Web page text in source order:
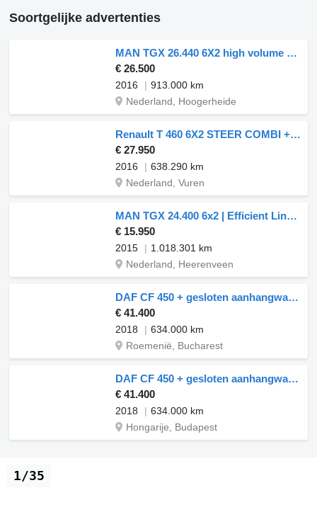
Soortgelijke advertenties
MAN TGX 26.440 6X2 high volume + Fruehauf closed box trailer + gesloten aanhangwagen
€ 26.500
2016
913.000 km
Nederland, Hoogerheide
Renault T 460 6X2 STEER COMBI + gesloten aanhangwagen
€ 27.950
2016
638.290 km
Nederland, Vuren
MAN TGX 24.400 6x2 | Efficient Line | XLX | Volumecombi | 120M3 | Eu + gesloten aanhangwagen
€ 15.950
2015
1.018.301 km
Nederland, Heerenveen
DAF CF 450 + gesloten aanhangwagen
€ 41.400
2018
634.000 km
Roemenië, Bucharest
DAF CF 450 + gesloten aanhangwagen
€ 41.400
2018
634.000 km
Hongarije, Budapest
1/35